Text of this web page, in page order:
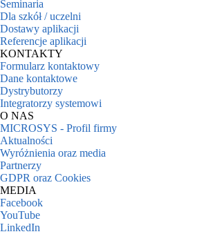
Seminaria
Dla szkół / uczelni
Dostawy aplikacji
Referencje aplikacji
KONTAKTY
Formularz kontaktowy
Dane kontaktowe
Dystrybutorzy
Integratorzy systemowi
O NAS
MICROSYS - Profil firmy
Aktualności
Wyróżnienia oraz media
Partnerzy
GDPR oraz Cookies
MEDIA
Facebook
YouTube
LinkedIn